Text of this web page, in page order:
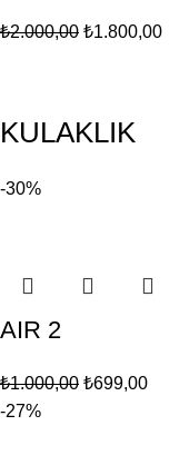
₺2.000,00 ₺1.800,00
KULAKLIK
-30%
AIR 2
₺1.000,00 ₺699,00
-27%